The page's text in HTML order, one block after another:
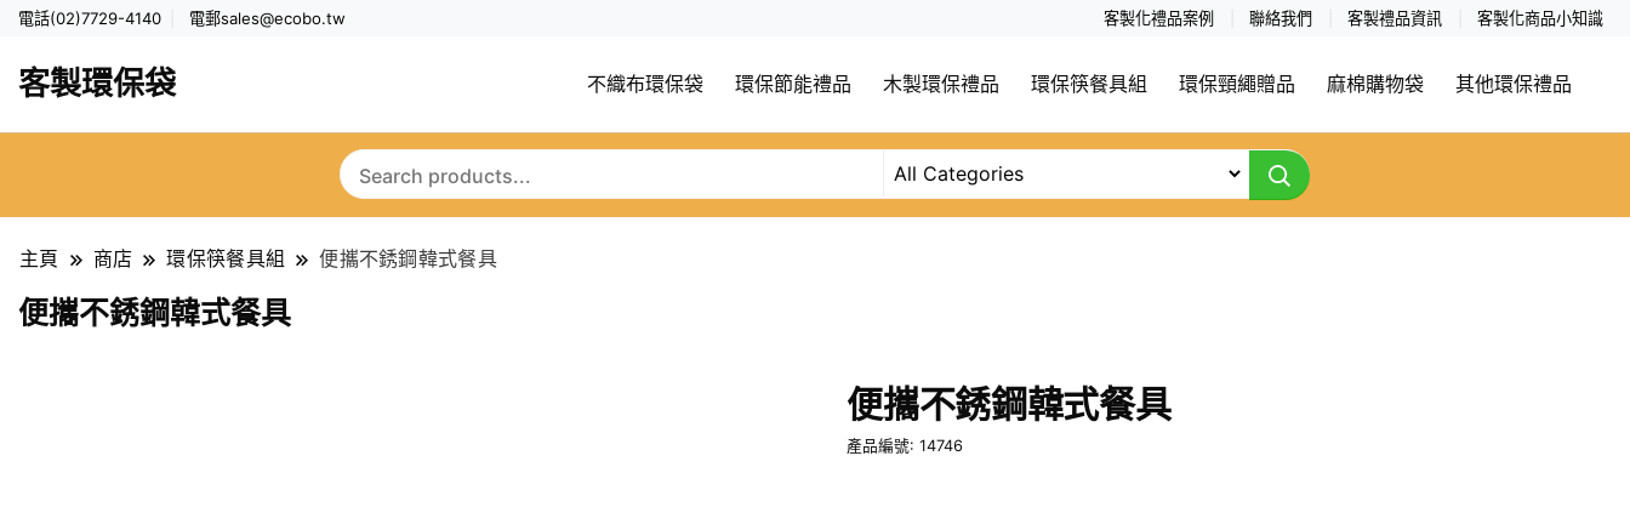
電話(02)7729-4140 電郵sales@ecobo.tw 客製化禮品案例 聯絡我們 客製禮品資訊 客製化商品小知識
客製環保袋 不織布環保袋 環保節能禮品 木製環保禮品 環保筷餐具組 環保頸繩贈品 麻棉購物袋 其他環保禮品
主頁 商店 環保筷餐具組 便攜不銹鋼韓式餐具
便攜不銹鋼韓式餐具
便攜不銹鋼韓式餐具
產品編號: 14746